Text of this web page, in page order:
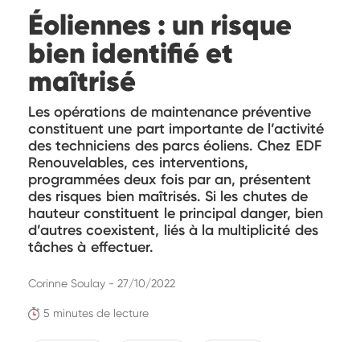
Éoliennes : un risque
bien identifié et
maîtrisé
Les opérations de maintenance préventive
constituent une part importante de l’activité
des techniciens des parcs éoliens. Chez EDF
Renouvelables, ces interventions,
programmées deux fois par an, présentent
des risques bien maîtrisés. Si les chutes de
hauteur constituent le principal danger, bien
d’autres coexistent, liés à la multiplicité des
tâches à effectuer.
5 minutes de lecture
Corinne Soulay - 27/10/2022